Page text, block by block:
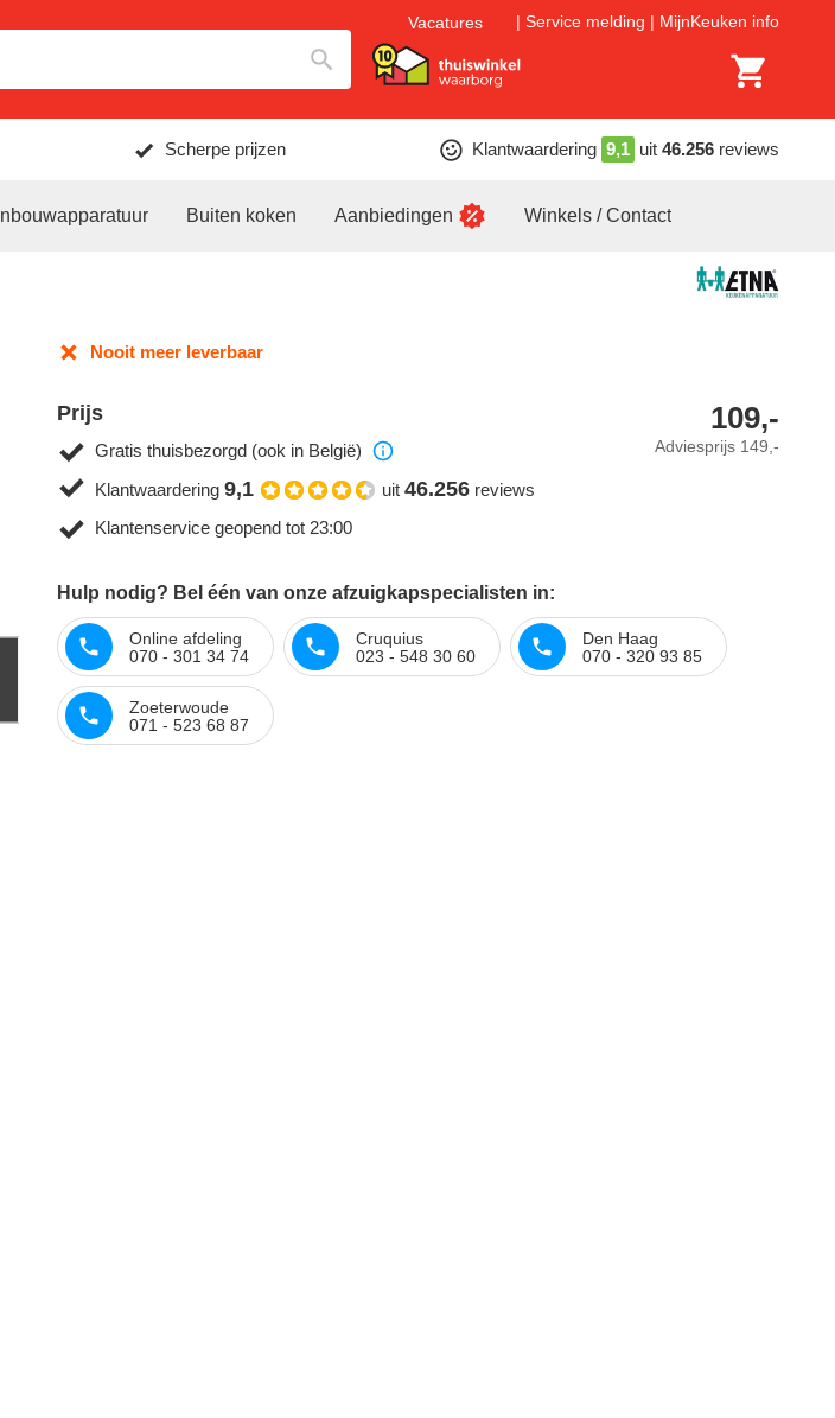
Vacatures Service melding MijnKeuken info
Scherpe prijzen Klantwaardering 9,1 uit 46.256 reviews
Inbouwapparatuur Buiten koken Aanbiedingen Winkels / Contact
Nooit meer leverbaar
Prijs
Adviesprijs 149,-
109,-
Gratis thuisbezorgd (ook in België)
Klantwaardering 9,1 uit 46.256 reviews
Klantenservice geopend tot 23:00
Hulp nodig? Bel één van onze afzuigkapspecialisten in:
Online afdeling
070 - 301 34 74
Cruquius
023 - 548 30 60
Den Haag
070 - 320 93 85
Zoeterwoude
071 - 523 68 87